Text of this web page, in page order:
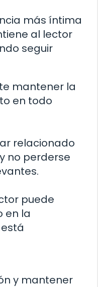
más íntima
al lector
seguir
mantener la
en todo
relacionado
no perderse
puede
en la
y mantener